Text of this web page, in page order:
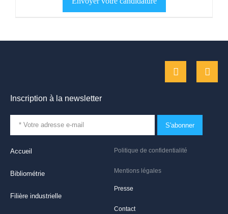
Politique de confidentialité
Mentions légales
Presse
Contact
Accueil
Bibliométrie
Filière industrielle
Inscription à la newsletter
S'abonner